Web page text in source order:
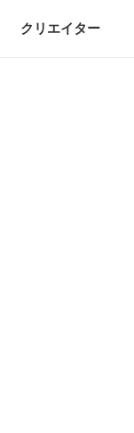
クリエイター